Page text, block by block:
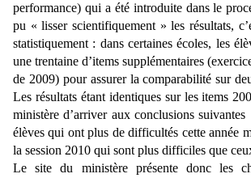
performance) qui a été introduite dans le
pu « lisser scientifiquement » les résultats,
statistiquement : dans certaines écoles, les
une trentaine d’items supplémentaires
de 2009) pour assurer la comparabilité sur
Les résultats étant identiques sur les items
ministère d’arriver aux conclusions
élèves qui ont plus de difficultés cette année
la session 2010 qui sont plus difficiles que
Le site du ministère présente donc les